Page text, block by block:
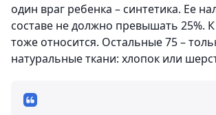
один враг ребенка – синтетика. Ее
составе не должно превышать 25%. К
тоже относится. Остальные 75 –
натуральные ткани: хлопок или